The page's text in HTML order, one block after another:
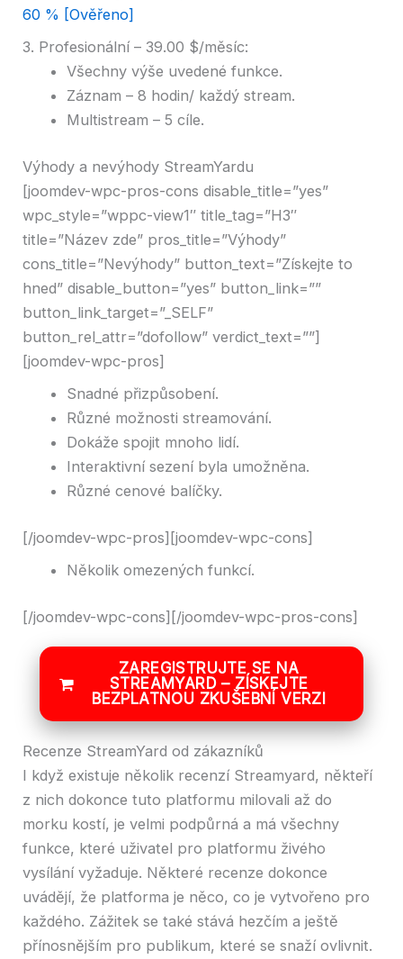
60 % [Ověřeno]
3. Profesionální – 39.00 $/měsíc:
Všechny výše uvedené funkce.
Záznam – 8 hodin/ každý stream.
Multistream – 5 cíle.
Výhody a nevýhody StreamYardu
[joomdev-wpc-pros-cons disable_title=”yes”
wpc_style=”wppc-view1″ title_tag=”H3″
title=”Název zde” pros_title=”Výhody”
cons_title=”Nevýhody” button_text=”Získejte to
hned” disable_button=”yes” button_link=””
button_link_target=”_SELF”
button_rel_attr=”dofollow” verdict_text=””]
[joomdev-wpc-pros]
Snadné přizpůsobení.
Různé možnosti streamování.
Dokáže spojit mnoho lidí.
Interaktivní sezení byla umožněna.
Různé cenové balíčky.
[/joomdev-wpc-pros][joomdev-wpc-cons]
Několik omezených funkcí.
[/joomdev-wpc-cons][/joomdev-wpc-pros-cons]
ZAREGISTRUJTE SE NA
STREAMYARD – ZÍSKEJTE
BEZPLATNOU ZKUŠEBNÍ VERZI
Recenze StreamYard od zákazníků
I když existuje několik recenzí Streamyard, někteří
z nich dokonce tuto platformu milovali až do
morku kostí, je velmi podpůrná a má všechny
funkce, které uživatel pro platformu živého
vysílání vyžaduje. Některé recenze dokonce
uvádějí, že platforma je něco, co je vytvořeno pro
každého. Zážitek se také stává hezčím a ještě
přínosnějším pro publikum, které se snaží ovlivnit.